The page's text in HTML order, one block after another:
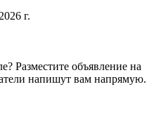
г.
Разместите объявление на
напишут вам напрямую.